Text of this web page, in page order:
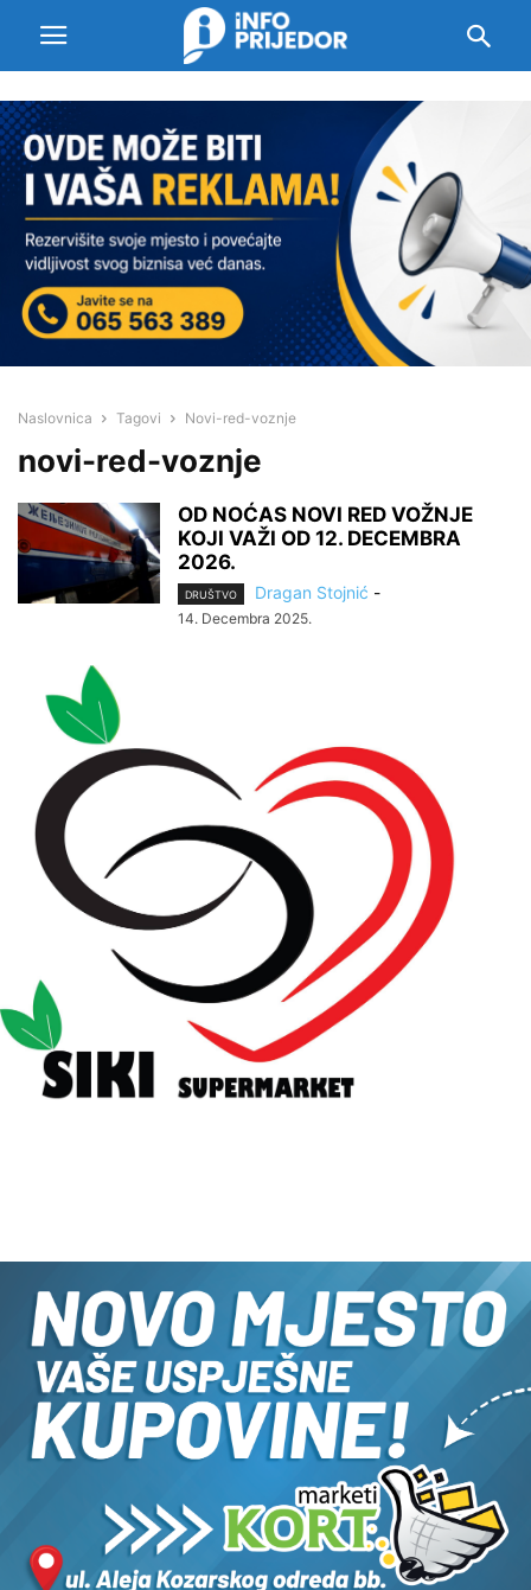
Naslovnica Tagovi Novi-red-voznje
novi-red-voznje
OD NOĆAS NOVI RED VOŽNJE
KOJI VAŽI OD 12. DECEMBRA
2026.
DRUŠTVO Dragan Stojnić -
14. Decembra 2025.